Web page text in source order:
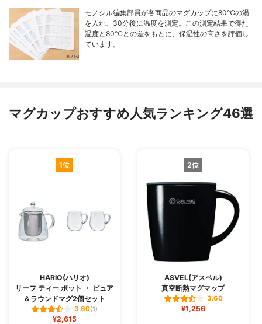
モノシル編集部員が各商品のマグカップに80℃の湯
を入れ、30分後に温度を測定。この測定結果で得た
温度と80℃との差をもとに、保温性の高さを評価し
ています。
マグカップおすすめ人気ランキング46選
1位
HARIO(ハリオ)
リーフ ティー ポット ・ ピュア
＆ラウンドマグ2個セット
3.60(1)
¥2,615
2位
ASVEL(アスベル)
真空断熱マグマップ
3.60
¥1,256